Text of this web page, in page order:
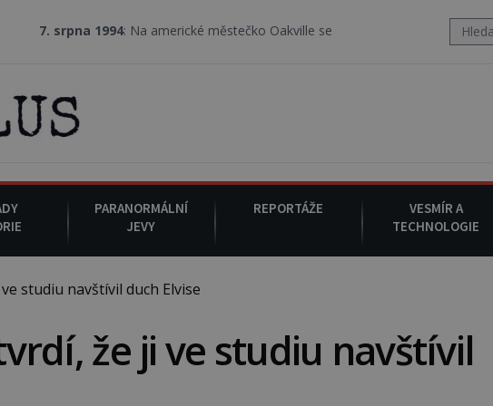
1994: Na americké městečko Oakville se z nebe snáší podivná rosolovitá látka
PARANORMÁLNÍ
JEVY
REPORTÁŽE
VESMÍR A
TECHNOLOGIE
studiu navštívil duch Elvise
že ji ve studiu navštívil